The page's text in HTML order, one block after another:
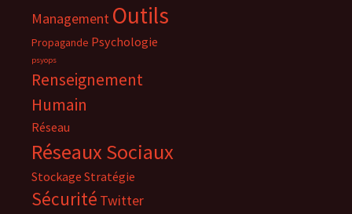
Management Outils
Propagande Psychologie
psyops
Renseignement
Humain
Réseau
Réseaux Sociaux
Stockage Stratégie
Sécurité Twitter